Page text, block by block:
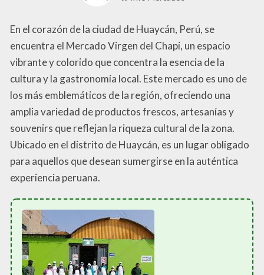
En el corazón de la ciudad de Huaycán, Perú, se
encuentra el Mercado Virgen del Chapi, un espacio
vibrante y colorido que concentra la esencia de la
cultura y la gastronomía local. Este mercado es uno de
los más emblemáticos de la región, ofreciendo una
amplia variedad de productos frescos, artesanías y
souvenirs que reflejan la riqueza cultural de la zona.
Ubicado en el distrito de Huaycán, es un lugar obligado
para aquellos que desean sumergirse en la auténtica
experiencia peruana.